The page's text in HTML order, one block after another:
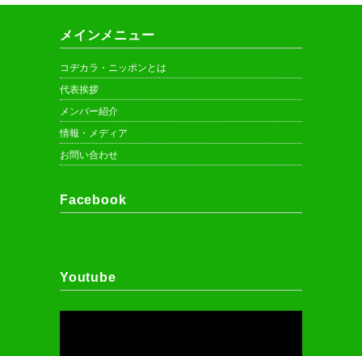
メインメニュー
コヂカラ・ニッポンとは
代表挨拶
メンバー紹介
情報・メディア
お問い合わせ
Facebook
Youtube